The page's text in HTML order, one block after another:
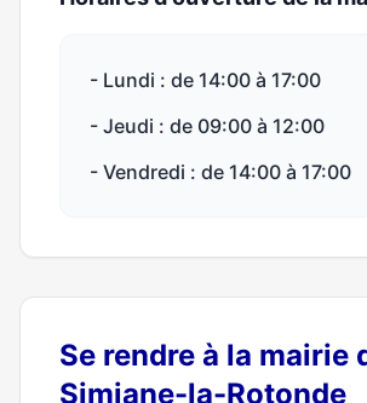
- Lundi : de 14:00 à 17:00
- Jeudi : de 09:00 à 12:00
- Vendredi : de 14:00 à 17:00
Se rendre à la mairie
Simiane-la-Rotonde